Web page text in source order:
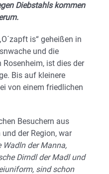
Diebstahls kommen
is“ geheißen in
und die
ist dies der
Bis auf kleinere
von einem friedlichen
Besuchern aus
der Region, war
Wadln der Manna,
Dirndl der Madl und
sind schon